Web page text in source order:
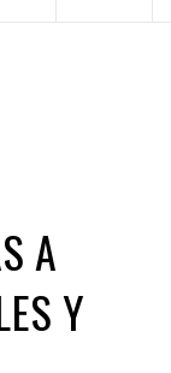
A
Y